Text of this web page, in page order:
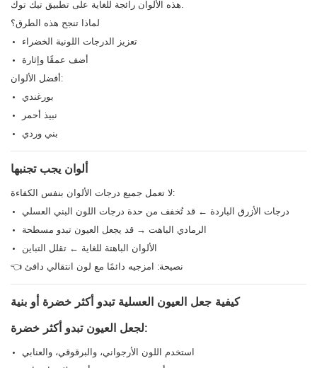
هذه الألوان رائجة للغاية علىتطبيق تيك توك.
لماذا تنجح هذه الطرق؟
تعزيز الدرجات اللونية الخضراء
أضف عمقًا وإثارة
أفضل الألوان:
بورغندي
نبيذ أحمر
بني وردي
ألوان يجب تجنبها
لا تعمل جميع درجات الألوان بنفس الكفاءة:
درجات الأزرق الباردة ← قد تُخفف من حدة درجات اللون البني العسلي
الرمادي الباهت → قد يجعل العيون تبدو مسطحة
الألوان الباهتة للغاية ← تقلل التباين
👈 نصيحة: امزجيه دائمًا مع لون انتقالي دافئ
كيفية جعل العيون العسلية تبدو أكثر خضرة أو بنية
لجعل العيون تبدو أكثر خضرة:
استخدم اللون الأرجواني، والبرقوقي، والعنابي